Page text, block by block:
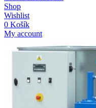
Shop
Wishlist
0 Košík
My account